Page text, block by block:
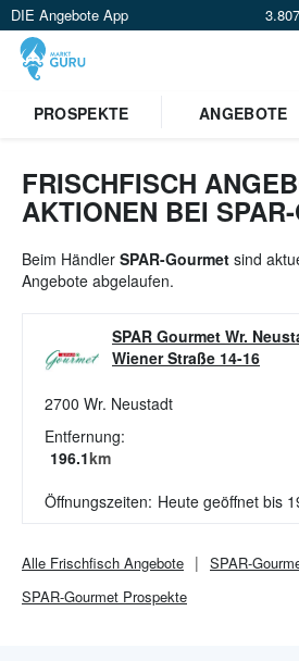
DIE Angebote App
Standort
PROSPEKTE ANGEBOTE
FRISCHFISCH
AKTIONEN BEI
Beim Händler SPAR-Gourmet sind
Angebote abgelaufen.
SPAR Gourmet Wr.
Wiener Straße 14-16
2700 Wr. Neustadt
Entfernung:
196.1km
Öffnungszeiten: Heute geöffnet bis
Alle Frischfisch Angebote SPAR-
SPAR-Gourmet Prospekte